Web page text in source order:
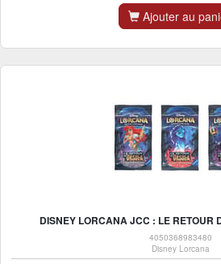
Ajouter au
DISNEY LORCANA JCC : LE RETOUR
4050368983480
Disney Lorcana